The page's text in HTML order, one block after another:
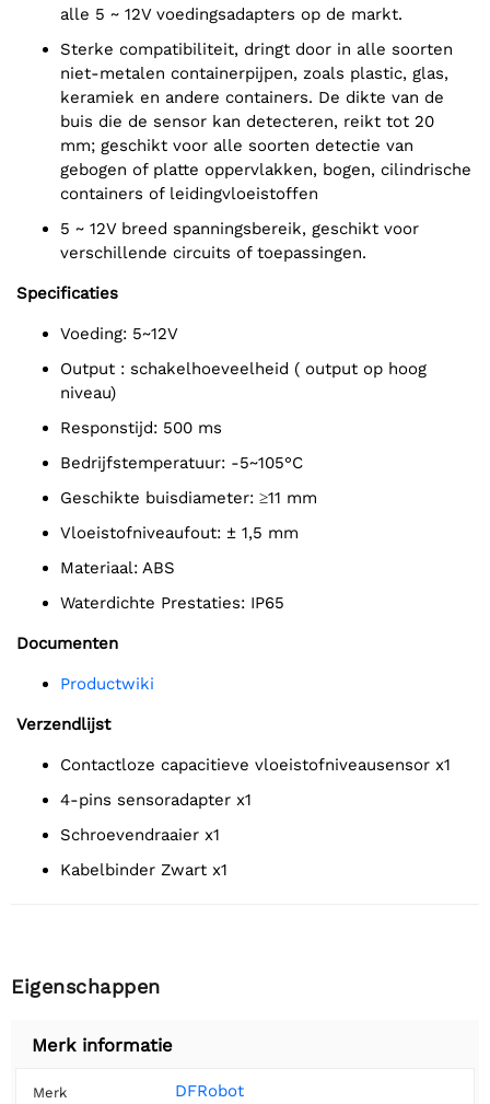
alle 5 ~ 12V voedingsadapters op de markt.
Sterke compatibiliteit, dringt door in alle soorten
niet-metalen containerpijpen, zoals plastic, glas,
keramiek en andere containers. De dikte van de
buis die de sensor kan detecteren, reikt tot 20
mm; geschikt voor alle soorten detectie van
gebogen of platte oppervlakken, bogen, cilindrische
containers of leidingvloeistoffen
5 ~ 12V breed spanningsbereik, geschikt voor
verschillende circuits of toepassingen.
Specificaties
Voeding: 5~12V
output : schakelhoeveelheid ( output op hoog
niveau)
Responstijd: 500 ms
Bedrijfstemperatuur: -5~105°C
Geschikte buisdiameter: ≥11 mm
Vloeistofniveaufout: ± 1,5 mm
Materiaal: ABS
Waterdichte Prestaties: IP65
Documenten
Productwiki
Verzendlijst
Contactloze capacitieve vloeistofniveausensor x1
4-pins sensoradapter x1
Schroevendraaier x1
Kabelbinder Zwart x1
Eigenschappen
Merk informatie
Merk DFRobot